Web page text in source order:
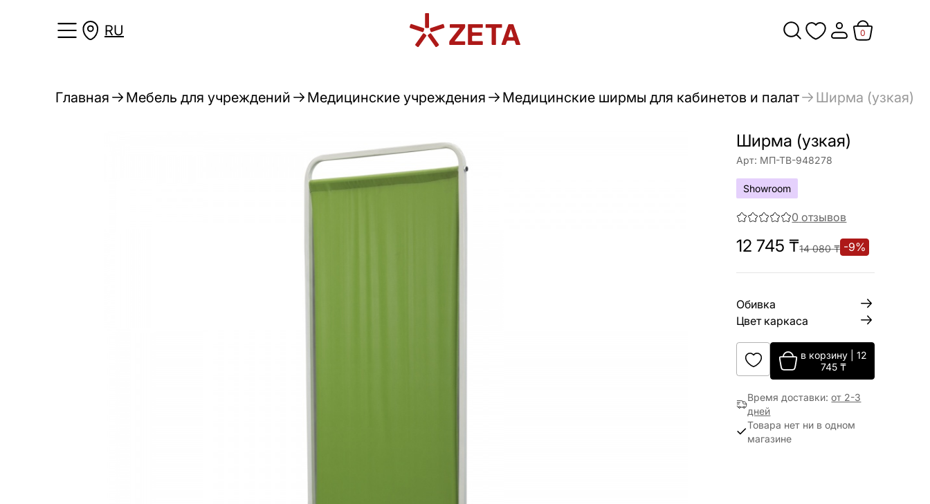
RU 0
Главная Мебель для учреждений Медицинские учреждения Медицинские ширмы для кабинетов и палат Ширма (узкая)
Ширма (узкая)
Арт: МП-ТВ-948278
Showroom
0 отзывов
12 745 ₸14 080₸ -9%
Обивка
Цвет каркаса
в корзину| 12
745 ₸
Время доставки:от 2-3
дней
Товара нет ни в одном
магазине